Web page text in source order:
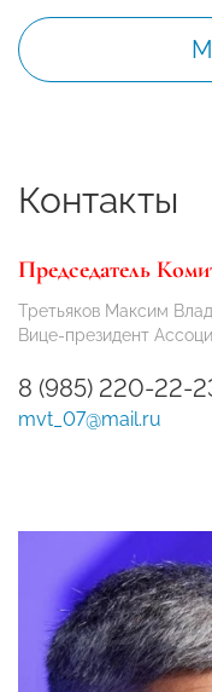
Контакты
Председатель
Третьяков Максим
Вице-президент
8 (985) 220-22-
mvt_07@mail.ru